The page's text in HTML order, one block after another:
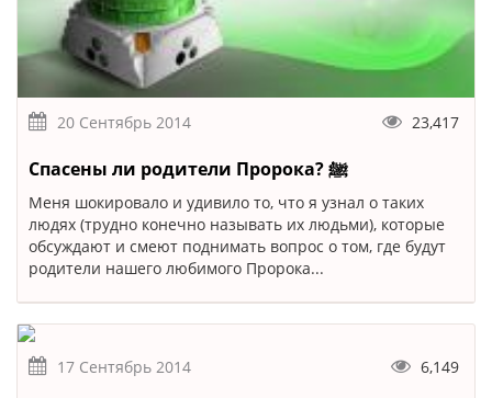
20 Сентябрь 2014 23,417
Спасены ли родители Пророка? ﷺ
Меня шокировало и удивило то, что я узнал о таких
людях (трудно конечно называть их людьми), которые
обсуждают и смеют поднимать вопрос о том, где будут
родители нашего любимого Пророка...
17 Сентябрь 2014 6,149